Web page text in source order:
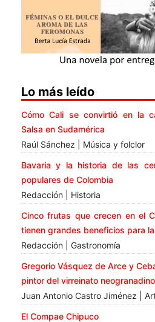
Lo más leído
Cómo Cali se convirtió en la
Salsa en Sudamérica
Raúl Sánchez | Música y folclor
Bavaria y la historia de las
populares de Colombia
Redacción | Historia
Cinco frutas que crecen en el
tienen grandes beneficios para
Redacción | Gastronomía
Gregorio Vásquez de Arce y
pintor del virreinato neogranadino
Juan Antonio Castro Jiménez |
El Compae Chipuco